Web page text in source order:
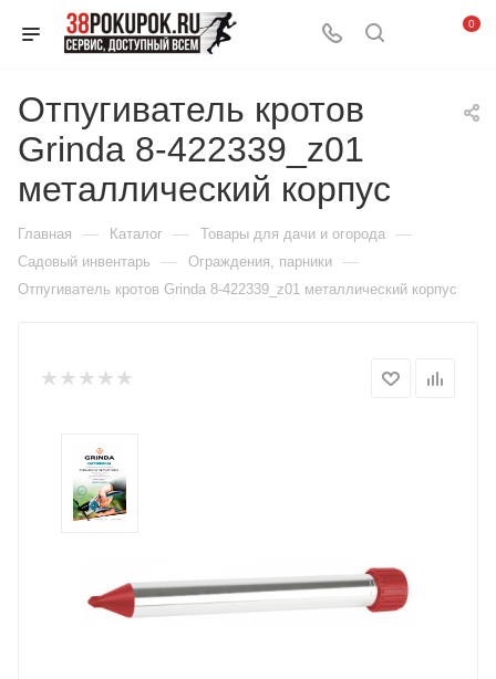
0
Отпугиватель кротов
Grinda 8-422339_z01
металлический корпус
Главная — Каталог — Товары для дачи и огорода —
Садовый инвентарь — Ограждения, парники —
Отпугиватель кротов Grinda 8-422339_z01 металлический корпус